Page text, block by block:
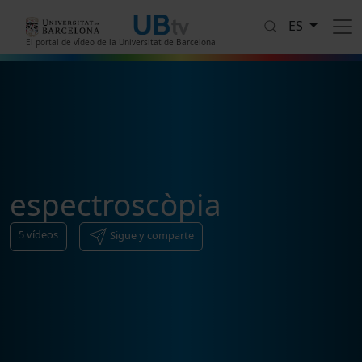
El portal de vídeo de la Universitat de Barcelona
ES
espectroscòpia
5vídeos Sigue y comparte